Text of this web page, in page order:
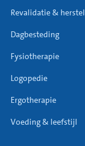
Revalidatie & herstel
Dagbesteding
Fysiotherapie
Logopedie
Ergotherapie
Voeding & leefstijl